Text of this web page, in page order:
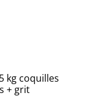
kg coquilles
+ grit